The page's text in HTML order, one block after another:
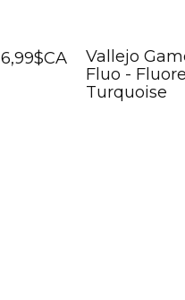
6,99$CA
Vallejo
Fluo -
Turquoise